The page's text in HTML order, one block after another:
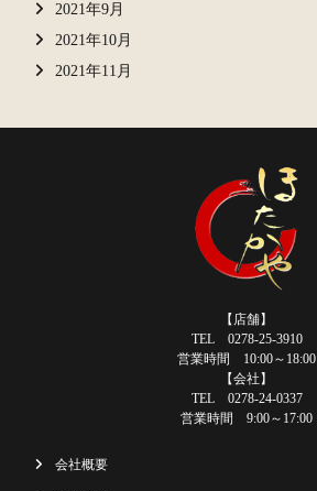
2021年9月
2021年10月
2021年11月
【店舗】
TEL 0278-25-3910
営業時間 10:00～18:00
【会社】
TEL 0278-24-0337
営業時間 9:00～17:00
会社概要